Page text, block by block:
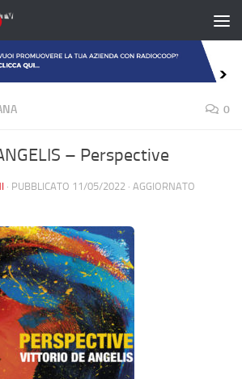
0
– Perspective
· PUBBLICATO 11/05/2022 · AGGIORNATO